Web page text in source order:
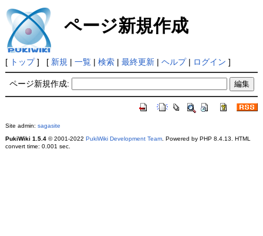
ページ新規作成
[ トップ] [ 新規 | 一覧| 検索| 最終更新| ヘルプ| ログイン ]
ページ新規作成:
Site admin: sagasite
PukiWiki 1.5.4© 2001-2022 PukiWiki Development Team. Powered by PHP 8.4.13. HTML
convert time: 0.001 sec.